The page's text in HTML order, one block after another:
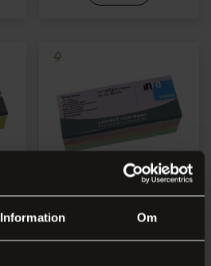
Information Om
pastell (12)